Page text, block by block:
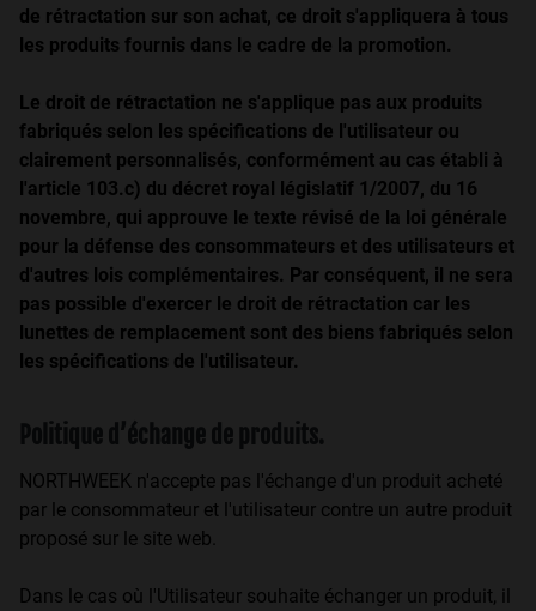
de rétractation sur son achat, ce droit s'appliquera à tous
les produits fournis dans le cadre de la promotion.
Le droit de rétractation ne s'applique pas aux produits
fabriqués selon les spécifications de l'utilisateur ou
clairement personnalisés, conformément au cas établi à
l'article 103.c) du décret royal législatif 1/2007, du 16
novembre, qui approuve le texte révisé de la loi générale
pour la défense des consommateurs et des utilisateurs et
d'autres lois complémentaires. Par conséquent, il ne sera
pas possible d'exercer le droit de rétractation car les
lunettes de remplacement sont des biens fabriqués selon
les spécifications de l'utilisateur.
Politique d’échange de produits.
NORTHWEEK n'accepte pas l'échange d'un produit acheté
par le consommateur et l'utilisateur contre un autre produit
proposé sur le site web.
Dans le cas où l'Utilisateur souhaite échanger un produit, il